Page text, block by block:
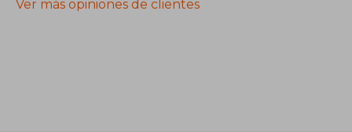
Ver más opiniones de clientes